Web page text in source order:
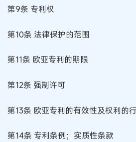
第9条 专利权
第10条 法律保护的范围
第11条 欧亚专利的期限
第12条 强制许可
第13条 欧亚专利的有效性及权利的
第14条 专利条例；实质性条款